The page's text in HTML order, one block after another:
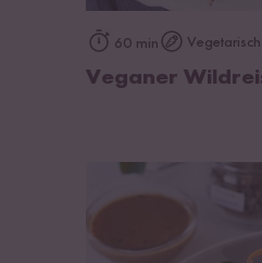
60 min Vegetarisch
Veganer